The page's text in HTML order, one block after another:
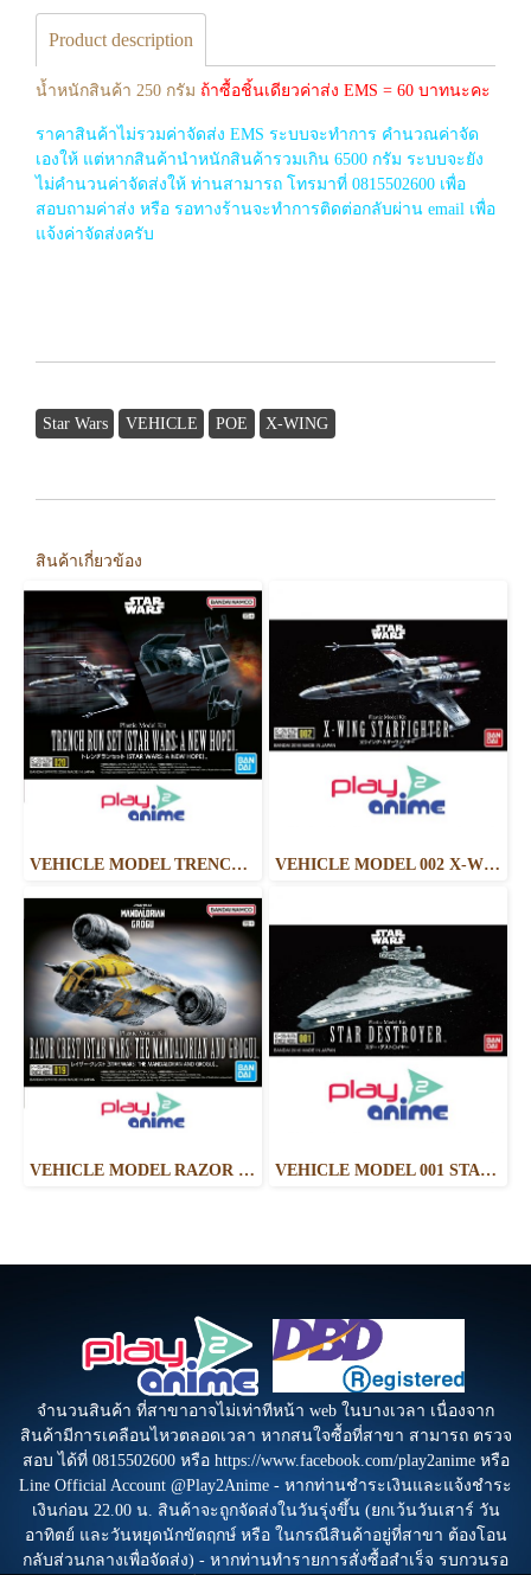
Product description
น้ำหนักสินค้า 250 กรัม ถ้าซื้อชิ้นเดียวค่าส่ง EMS = 60 บาทนะคะ
ราคาสินค้าไม่รวมค่าจัดส่ง EMS ระบบจะทำการ คำนวณค่าจัด
เองให้ แต่หากสินค้านำหนักสินค้ารวมเกิน 6500 กรัม ระบบจะยัง
ไม่คำนวนค่าจัดส่งให้ ท่านสามารถ โทรมาที่ 0815502600 เพื่อ
สอบถามค่าส่ง หรือ รอทางร้านจะทำการติดต่อกลับผ่าน email เพื่อ
แจ้งค่าจัดส่งครับ
Star Wars VEHICLE POE X-WING
สินค้าเกี่ยวข้อง
VEHICLE MODEL TRENCH RUN SET [STAR WARS: A NEW HOPE] VEHICLE MODEL 002 X-WING STARFIGHTER
VEHICLE MODEL RAZOR CREST [STAR WARS: THE MANDALORIAN AND GROGU] VEHICLE MODEL 001 STAR DESTROYER
จำนวนสินค้า ที่สาขาอาจไม่เท่าทีหน้า web ในบางเวลา เนื่องจาก
สินค้ามีการเคลือนไหวตลอดเวลา หากสนใจซื้อที่สาขา สามารถ ตรวจ
สอบ ได้ที่ 0815502600 หรือ https://www.facebook.com/play2anime หรือ
Line Official Account @Play2Anime - หากท่านชำระเงินและแจ้งชำระ
เงินก่อน 22.00 น. สินค้าจะถูกจัดส่งในวันรุ่งขึ้น (ยกเว้นวันเสาร์ วัน
อาทิตย์ และวันหยุดนักขัตฤกษ์ หรือ ในกรณีสินค้าอยู่ที่สาขา ต้องโอน
กลับส่วนกลางเพื่อจัดส่ง) - หากท่านทำรายการสั่งซื้อสำเร็จ รบกวนรอ